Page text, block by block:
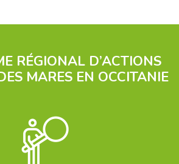
RÉGIONAL D’ACTIONS
MARES EN OCCITANIE